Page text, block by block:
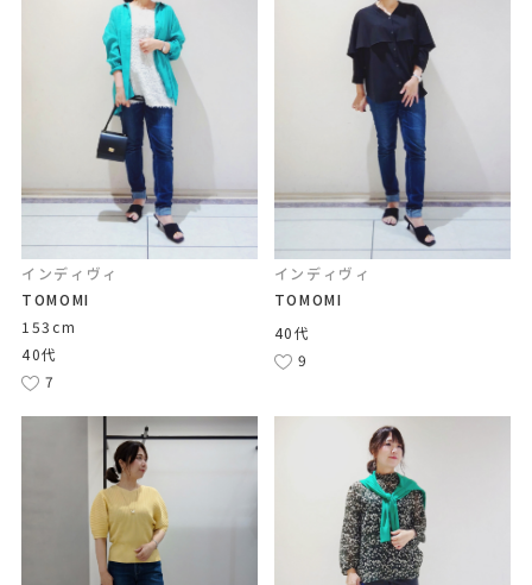
インディヴィ
TOMOMI
153cm
40代
7
インディヴィ
TOMOMI
40代
9